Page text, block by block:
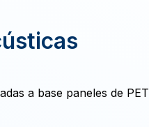
a base paneles de PET